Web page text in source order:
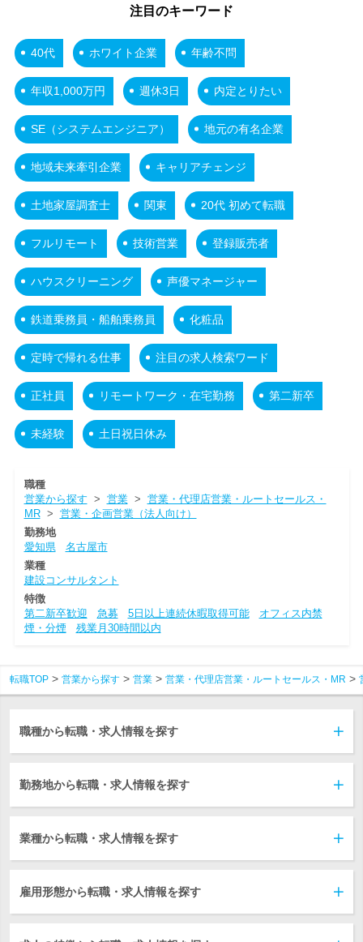
注目のキーワード
40代 ホワイト企業 年齢不問
年収1,000万円 週休3日 内定とりたい
SE（システムエンジニア） 地元の有名企業
地域未来牽引企業 キャリアチェンジ
土地家屋調査士 関東 20代 初めて転職
フルリモート 技術営業 登録販売者
ハウスクリーニング 声優マネージャー
鉄道乗務員・船舶乗務員 化粧品
定時で帰れる仕事 注目の求人検索ワード
正社員 リモートワーク・在宅勤務 第二新卒
未経験 土日祝日休み
職種
営業から探す > 営業> 営業・代理店営業・ルートセールス・
MR> 営業・企画営業（法人向け）
勤務地
愛知県
名古屋市
業種
建設コンサルタント
特徴
第二新卒歓迎
急募 5日以上連続休暇取得可能
オフィス内禁
煙・分煙
残業月30時間以内
転職TOP 営業から探す 営業 営業・代理店営業・ルートセールス・MR
職種から転職・求人情報を探す
勤務地から転職・求人情報を探す
業種から転職・求人情報を探す
雇用形態から転職・求人情報を探す